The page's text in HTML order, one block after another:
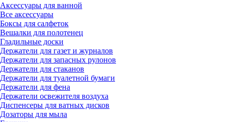
Аксессуары для ванной
Все аксессуары
Боксы для салфеток
Вешалки для полотенец
Гладильные доски
Держатели для газет и журналов
Держатели для запасных рулонов
Держатели для стаканов
Держатели для туалетной бумаги
Держатели для фена
Держатели освежителя воздуха
Диспенсеры для ватных дисков
Дозаторы для мыла